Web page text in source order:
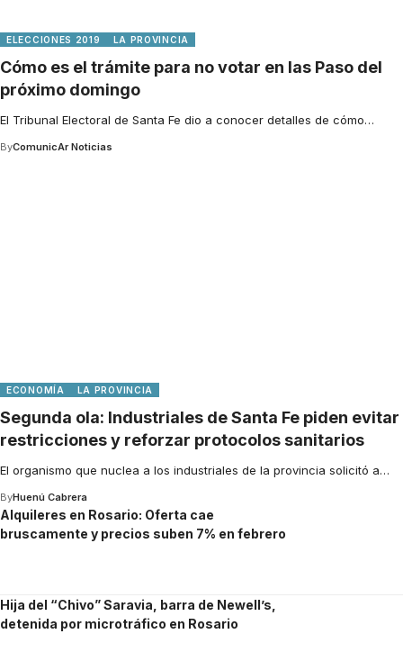
ELECCIONES 2019 LA PROVINCIA
Cómo es el trámite para no votar en las Paso del
próximo domingo
El Tribunal Electoral de Santa Fe dio a conocer detalles de cómo…
ByComunicAr Noticias
ECONOMÍA LA PROVINCIA
Segunda ola: Industriales de Santa Fe piden evitar
restricciones y reforzar protocolos sanitarios
El organismo que nuclea a los industriales de la provincia solicitó a…
ByHuenú Cabrera
Alquileres en Rosario: Oferta cae
bruscamente y precios suben 7% en febrero
Hija del “Chivo” Saravia, barra de Newell’s,
detenida por microtráfico en Rosario